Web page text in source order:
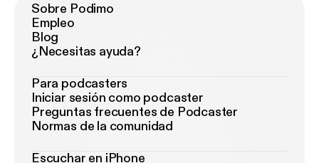
Sobre Podimo
Empleo
Blog
¿Necesitas ayuda?
Para podcasters
Iniciar sesión como podcaster
Preguntas frecuentes de Podcaster
Normas de la comunidad
Escuchar en iPhone